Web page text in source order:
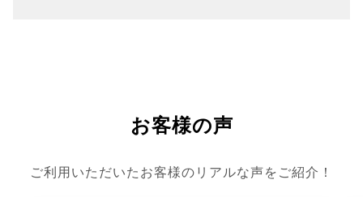
お客様の声
ご利用いただいたお客様のリアルな声をご紹介！